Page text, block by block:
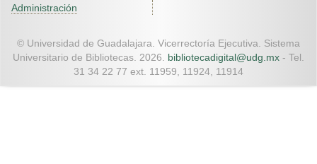
Administración
© Universidad de Guadalajara. Vicerrectoría Ejecutiva. Sistema
Universitario de Bibliotecas. 2026. bibliotecadigital@udg.mx - Tel.
31 34 22 77 ext. 11959, 11924, 11914